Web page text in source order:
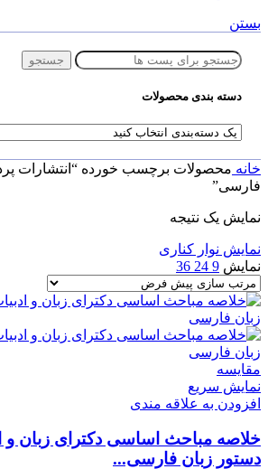
بستن
جستجو
دسته بندی محصولات
خانه محصولات برچسب خورده “انتشارات
فارسی”
نمایش یک نتیجه
نمایش نوار کناری
نمایش 9
24
36
مقايسه
نمایش سریع
افزودن به علاقه مندی
خلاصه مباحث اساسی دکترای زبان و
دستور زبان فارسی...